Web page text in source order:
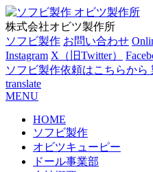
株式会社オビツ製作所
ソフビ製作 お問い合わせ
Instagram X（旧Twitter）
ソフビ製作依頼はこちらから
translate
MENU
HOME
ソフビ製作
オビツキューピー
ドール事業部